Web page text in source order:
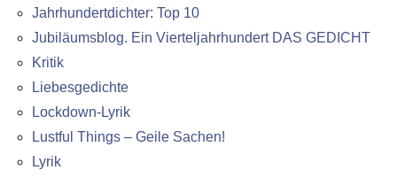
Jahrhundertdichter: Top 10
Jubiläumsblog. Ein Vierteljahrhundert DAS GEDICHT
Kritik
Liebesgedichte
Lockdown-Lyrik
Lustful Things – Geile Sachen!
Lyrik